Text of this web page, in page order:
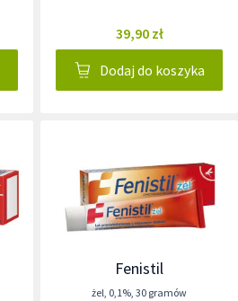
39,90 zł
Dodaj do koszyka
Fenistil
żel, 0,1%, 30 gramów